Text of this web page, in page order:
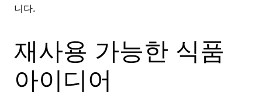
니다.
재사용 가능한 식품
아이디어